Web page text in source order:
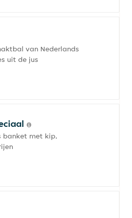
van Nederlands
uit de jus
banket met kip,